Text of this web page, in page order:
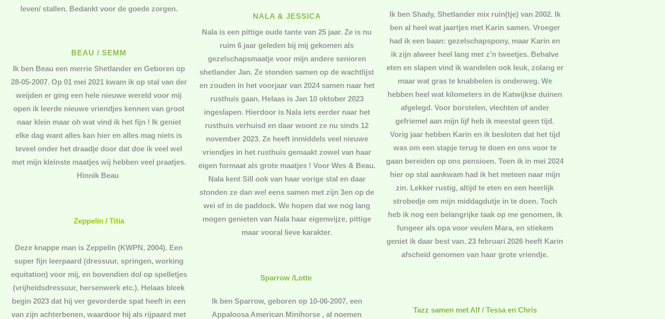
leven/ stallen. Bedankt voor de goede zorgen.
BEAU / SEMM
Ik ben Beau een merrie Shetlander en Geboren op
28-05-2007. Op 01 mei 2021 kwam ik op stal van der
weijden er ging een hele nieuwe wereld voor mij
open ik leerde nieuwe vriendjes kennen van groot
naar klein maar oh wat vind ik het fijn ! Ik geniet
elke dag want alles kan hier en alles mag niets is
teveel onder het draadje door dat doe ik veel wel
met mijn kleinste maatjes wij hebben veel praatjes.
Hinnik Beau
Zeppelin / Titia
Deze knappe man is Zeppelin (KWPN, 2004). Een
super fijn leerpaard (dressuur, springen, working
equitation) voor mij, en bovendien dol op spelletjes
(vrijheidsdressuur, hersenwerk etc.). Helaas bleek
begin 2023 dat hij ver gevorderde spat heeft in een
van zijn achterbenen, waardoor hij als rijpaard met
NALA & JESSICA
Nala is een pittige oude tante van 25 jaar. Ze is nu
ruim 6 jaar geleden bij mij gekomen als
gezelschapsmaatje voor mijn andere senioren
shetlander Jan. Ze stonden samen op de wachtlijst
en zouden in het voorjaar van 2024 samen naar het
rusthuis gaan. Helaas is Jan 10 oktober 2023
ingeslapen. Hierdoor is Nala iets eerder naar het
rusthuis verhuisd en daar woont ze nu sinds 12
november 2023. Ze heeft inmiddels veel nieuwe
vriendjes in het rusthuis gemaakt zowel van haar
eigen formaat als grote maatjes ! Voor Wes & Beau.
Nala kent Sill ook van haar vorige stal en daar
stonden ze dan wel eens samen met zijn 3en op de
wei of in de paddock. We hopen dat we nog lang
mogen genieten van Nala haar eigenwijze, pittige
maar vooral lieve karakter.
Sparrow /Lotte
Ik ben Sparrow, geboren op 10-06-2007, een
Appaloosa American Minihorse , al noemen
Ik ben Shady, Shetlander mix ruin(tje) van 2002. Ik
ben al heel wat jaartjes met Karin samen. Vroeger
had ik een baan: gezelschapspony, maar Karin en
ik zijn alweer heel lang met z’n tweetjes. Behalve
eten en slapen vind ik wandelen ook leuk, zolang er
maar wat gras te knabbelen is onderweg. We
hebben heel wat kilometers in de Katwijkse duinen
afgelegd. Voor borstelen, vlechten of ander
gefriemel aan mijn lijf heb ik meestal geen tijd.
Vorig jaar hebben Karin en ik besloten dat het tijd
was om een stapje terug te doen en ons voor te
gaan bereiden op ons pensioen. Toen ik in mei 2024
hier op stal aankwam had ik het meteen naar mijn
zin. Lekker rustig, altijd te eten en een heerlijk
strobedje om mijn middagdutje in te doen. Toch
heb ik nog een belangrijke taak op me genomen, ik
fungeer als opa voor veulen Mara, en stiekem
geniet ik daar best van. 23 februari 2026 heeft Karin
afscheid genomen van haar grote vriendje.
Tazz samen met Alf / Tessa en Chris